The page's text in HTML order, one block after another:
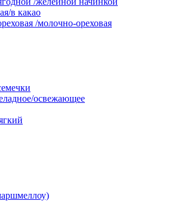
в какао
/молочно-ореховая
освежающее